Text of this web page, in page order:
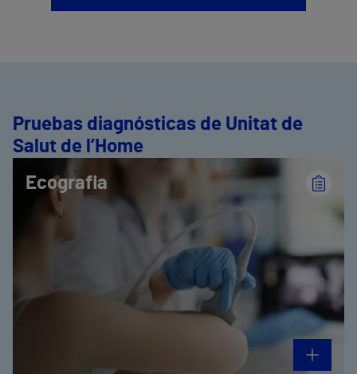
Pruebas diagnósticas de Unitat de
Salut de l’Home
Ecografia